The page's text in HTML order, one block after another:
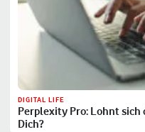
DIGITAL LIFE
Perplexity Pro: Lohnt
Dich?